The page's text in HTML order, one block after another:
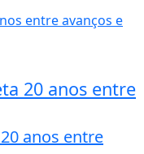
20 anos entre
anos entre